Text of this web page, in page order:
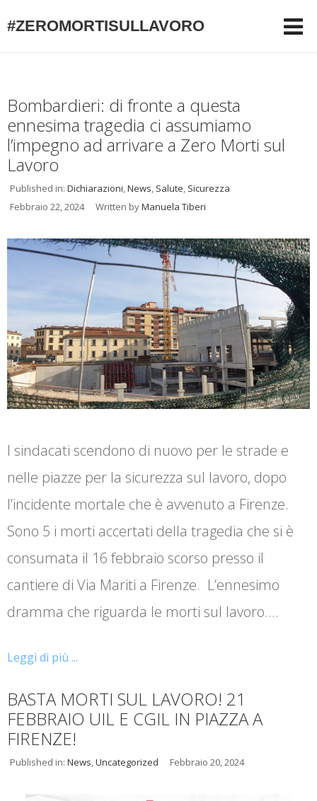
#ZEROMORTISULLAVORO
Bombardieri: di fronte a questa
ennesima tragedia ci assumiamo
l’impegno ad arrivare a Zero Morti sul
Lavoro
Published in: Dichiarazioni,News, Salute, Sicurezza
Febbraio 22, 2024
Written byManuela Tiberi
I sindacati scendono di nuovo per le strade e
nelle piazze per la sicurezza sul lavoro, dopo
l’incidente mortale che è avvenuto a Firenze.
Sono 5 i morti accertati della tragedia che si è
consumata il 16 febbraio scorso presso il
cantiere di Via Mariti a Firenze. L’ennesimo
dramma che riguarda le morti sul lavoro.…
Leggi di più ...
BASTA MORTI SUL LAVORO! 21
FEBBRAIO UIL E CGIL IN PIAZZA A
FIRENZE!
Published in: News,Uncategorized Febbraio 20, 2024